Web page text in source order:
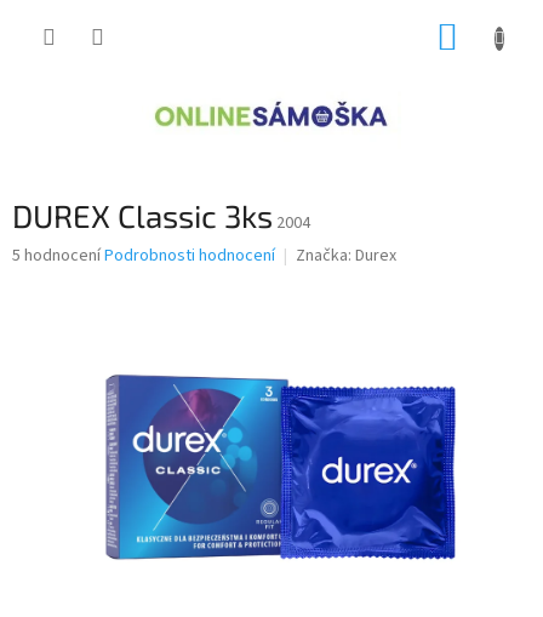
DUREX Classic 3ks 2004
Průměrné
5 hodnoceníPodrobnosti hodnocení Značka: Durex